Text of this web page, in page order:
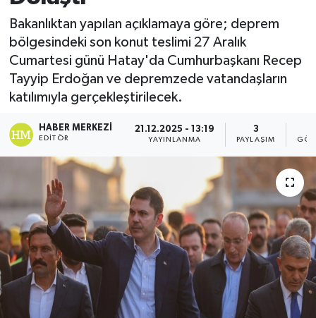
Bakanlıktan yapılan açıklamaya göre; deprem
bölgesindeki son konut teslimi 27 Aralık
Cumartesi günü Hatay'da Cumhurbaşkanı Recep
Tayyip Erdoğan ve depremzede vatandaşların
katılımıyla gerçekleştirilecek.
HABER MERKEZI
EDITÖR
21.12.2025 - 13:19
YAYINLANMA
3
PAYLAŞIM